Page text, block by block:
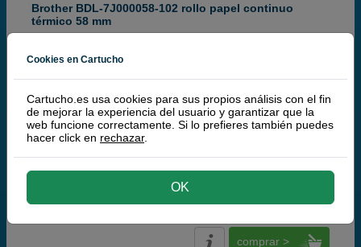
Brother BDL-7J000058-102 rollo papel continuo
térmico 58 mm
ABC sin color
8,50
comprar >
Cookies en Cartucho
Cartucho.es usa cookies para sus propios análisis con el fin
de mejorar la experiencia del usuario y garantizar que la
web funcione correctamente. Si lo prefieres también puedes
hacer click en rechazar.
OK